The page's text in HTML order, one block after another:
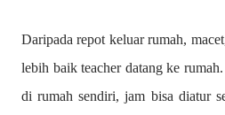
Daripada repot keluar rumah,
lebih baik teacher datang ke
di rumah sendiri, jam bisa diatur